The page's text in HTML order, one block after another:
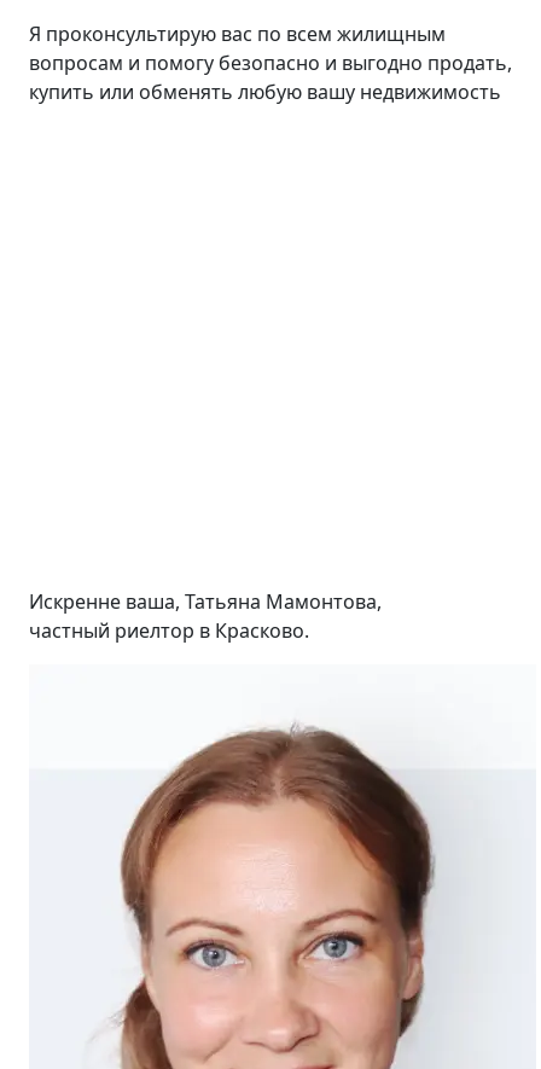
Я проконсультирую вас по всем жилищным
вопросам и помогу безопасно и выгодно продать,
купить или обменять любую вашу недвижимость
Искренне ваша, Татьяна Мамонтова,
частный риелтор в Красково.